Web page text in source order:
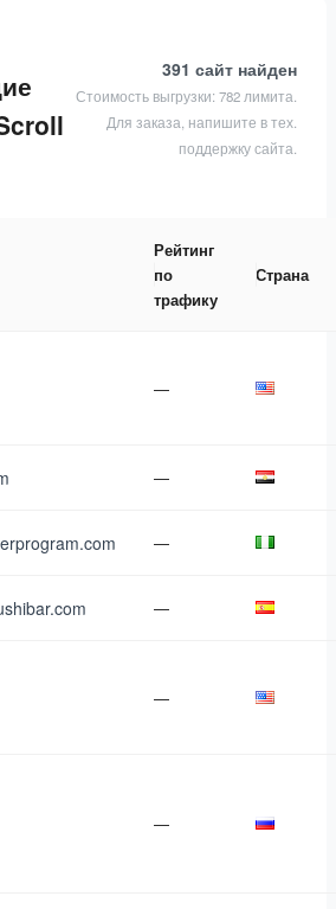
391 сайт найден
Стоимость выгрузки: 782 лимита.
Для заказа, напишите в тех.
поддержку сайта.
Рейтинг
по
трафику
Страна
—
—
—
—
—
—